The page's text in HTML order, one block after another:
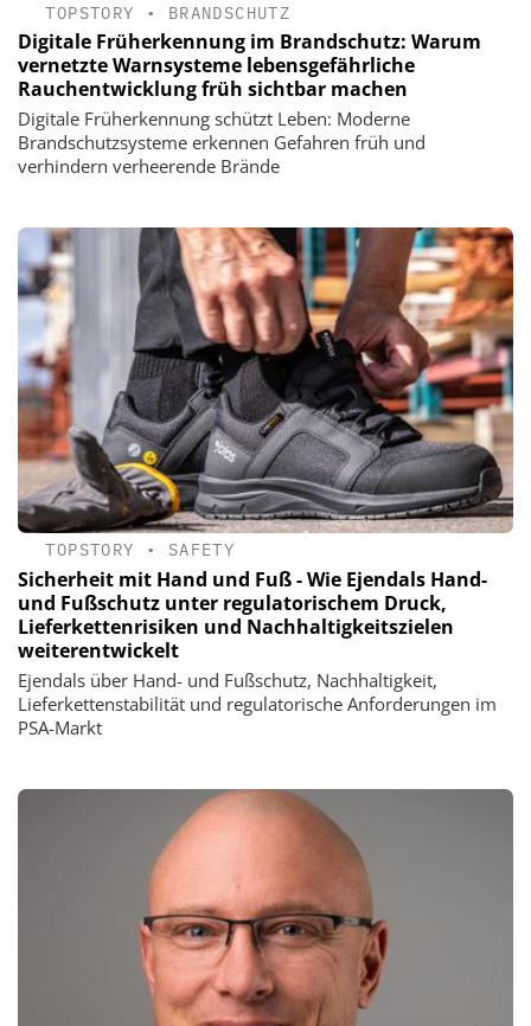
TOPSTORY • BRANDSCHUTZ
Digitale Früherkennung im Brandschutz: Warum
vernetzte Warnsysteme lebensgefährliche
Rauchentwicklung früh sichtbar machen
Digitale Früherkennung schützt Leben: Moderne
Brandschutzsysteme erkennen Gefahren früh und
verhindern verheerende Brände
TOPSTORY • SAFETY
Sicherheit mit Hand und Fuß - Wie Ejendals Hand-
und Fußschutz unter regulatorischem Druck,
Lieferkettenrisiken und Nachhaltigkeitszielen
weiterentwickelt
Ejendals über Hand- und Fußschutz, Nachhaltigkeit,
Lieferkettenstabilität und regulatorische Anforderungen im
PSA-Markt